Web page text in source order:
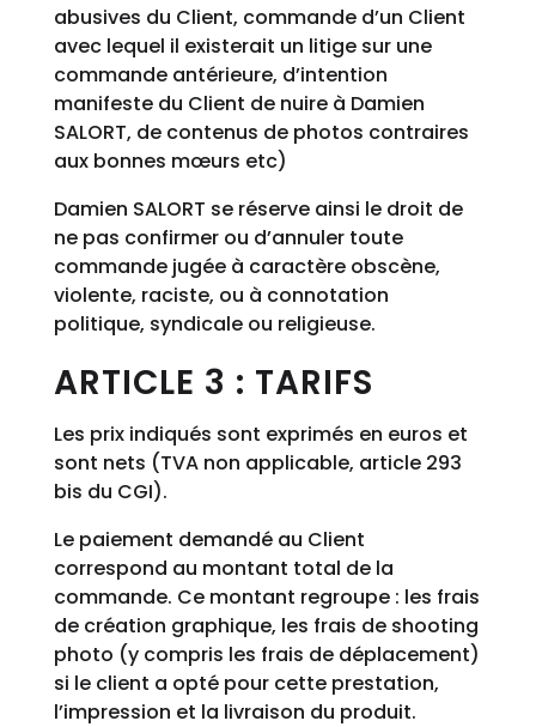
abusives du Client, commande d’un Client
avec lequel il existerait un litige sur une
commande antérieure, d’intention
manifeste du Client de nuire à Damien
SALORT, de contenus de photos contraires
aux bonnes mœurs etc)
Damien SALORT se réserve ainsi le droit de
ne pas confirmer ou d’annuler toute
commande jugée à caractère obscène,
violente, raciste, ou à connotation
politique, syndicale ou religieuse.
ARTICLE 3 : TARIFS
Les prix indiqués sont exprimés en euros et
sont nets (TVA non applicable, article 293
bis du CGI).
Le paiement demandé au Client
correspond au montant total de la
commande. Ce montant regroupe : les frais
de création graphique, les frais de shooting
photo (y compris les frais de déplacement)
si le client a opté pour cette prestation,
l’impression et la livraison du produit.